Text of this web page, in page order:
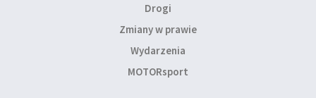
Drogi
Zmiany w prawie
Wydarzenia
MOTORsport